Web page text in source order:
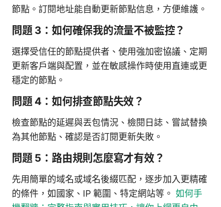
節點。訂閱地址能自動更新節點信息，方便維護。
問題 3：如何確保我的流量不被監控？
選擇受信任的節點提供者、使用強加密協議、定期
更新客戶端與配置，並在敏感操作時使用直連或更
穩定的節點。
問題 4：如何排查節點失效？
檢查節點的延遲與丟包情況、檢閱日誌、嘗試替換
為其他節點、確認是否訂閱更新失敗。
問題 5：路由規則怎麼寫才有效？
先用簡單的域名或域名後綴匹配，逐步加入更精確
的條件，如國家、IP 範圍、特定網站等。 如何手